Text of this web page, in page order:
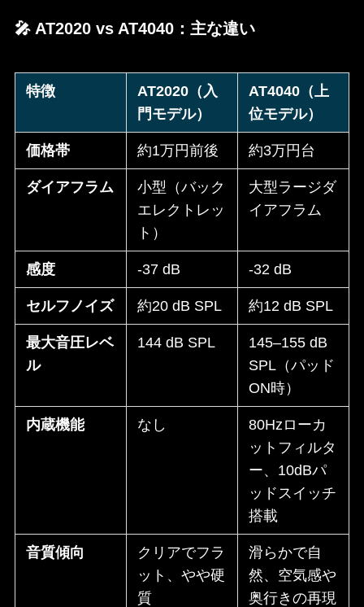
🎤 AT2020 vs AT4040：主な違い
特徴
AT2020（入
門モデル）
AT4040（上
位モデル）
価格帯 約1万円前後 約3万円台
ダイアフラム
小型（バック
エレクトレッ
ト）
大型ラージダ
イアフラム
感度 -37 dB -32 dB
セルフノイズ 約20 dB SPL 約12 dB SPL
最大音圧レベ
ル
144 dB SPL
145–155 dB
SPL（パッド
ON時）
内蔵機能 なし
80Hzローカ
ットフィルタ
ー、10dBパ
ッドスイッチ
搭載
音質傾向
クリアでフラ
ット、やや硬
質
滑らかで自
然、空気感や
奥行きの再現